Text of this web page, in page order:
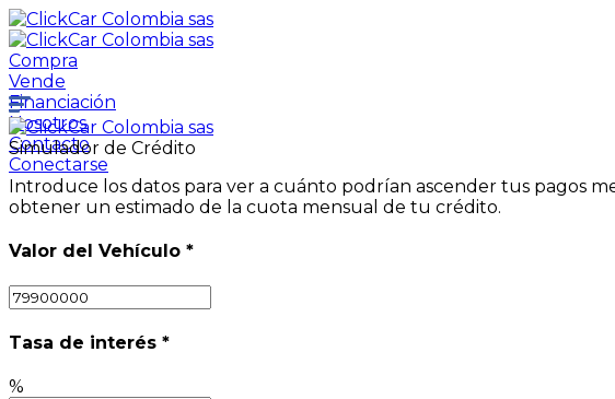
Compra
Vende
Financiación
Nosotros
Contacto
Conectarse
Simulador de Crédito
Introduce los datos para ver a cuánto podrían ascender tus pagos
obtener un estimado de la cuota mensual de tu crédito.
Valor del Vehículo *
Tasa de interés *
%